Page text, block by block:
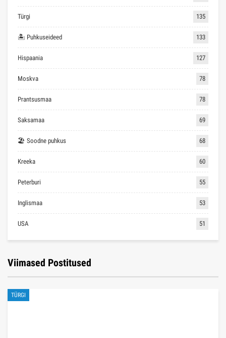
Türgi 135
🏝 Puhkuseideed 133
Hispaania 127
Moskva 78
Prantsusmaa 78
Saksamaa 69
🏖 Soodne puhkus 68
Kreeka 60
Peterburi 55
Inglismaa 53
USA 51
Viimased Postitused
TÜRGI